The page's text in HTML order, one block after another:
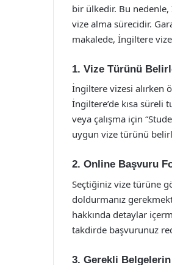
bir ülkedir. Bu
vize alma sürecidir.
makalede, İngiltere
1. Vize Türünü
İngiltere vizesi alırken
İngiltere’de kısa süreli
veya çalışma için
uygun vize türünü
2. Online Başvuru
Seçtiğiniz vize türüne
doldurmanız
hakkında detaylar
takdirde başvurunuz
3. Gerekli Belgelerin